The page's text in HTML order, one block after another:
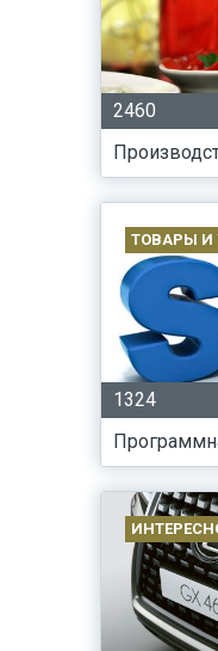
2460
ТОВАРЫ И
1324